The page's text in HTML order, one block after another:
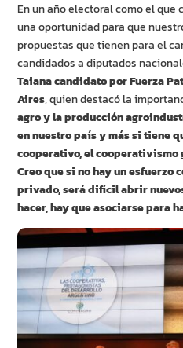
En un año electoral como el que
una oportunidad para que
propuestas que tienen para el
candidados a diputados
Taiana candidato por Fuerza
Aires, quien destacó la
agro y la producción
en nuestro país y más si tiene
cooperativo, el
Creo que si no hay un esfuerzo
privado, será difícil abrir
hacer, hay que asociarse para